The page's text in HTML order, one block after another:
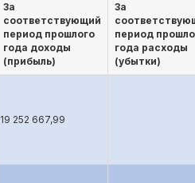
За
соответствующий
период прошлого
года доходы
(прибыль)
За
период
года расходы
(убытки)
19 252 667,99